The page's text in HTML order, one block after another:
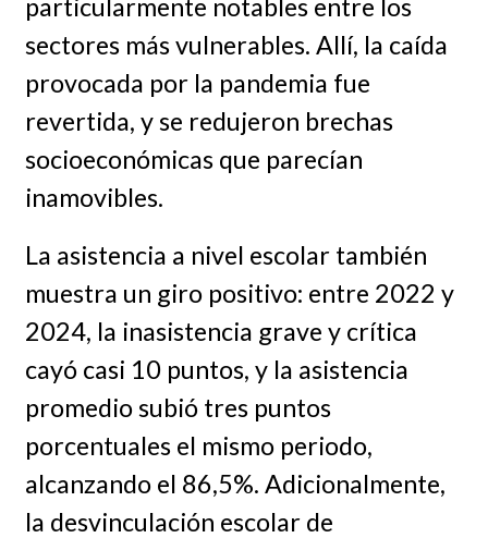
particularmente notables entre los
sectores más vulnerables. Allí, la caída
provocada por la pandemia fue
revertida, y se redujeron brechas
socioeconómicas que parecían
inamovibles.
La asistencia a nivel escolar también
muestra un giro positivo: entre 2022 y
2024, la inasistencia grave y crítica
cayó casi 10 puntos, y la asistencia
promedio subió tres puntos
porcentuales el mismo periodo,
alcanzando el 86,5%. Adicionalmente,
la desvinculación escolar de